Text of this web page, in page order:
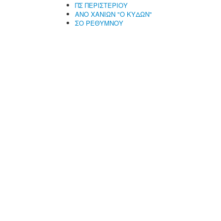
ΠΣ ΠΕΡΙΣΤΕΡΙΟΥ
ΑΝΟ ΧΑΝΙΩΝ "Ο ΚΥΔΩΝ"
ΣΟ ΡΕΘΥΜΝΟΥ